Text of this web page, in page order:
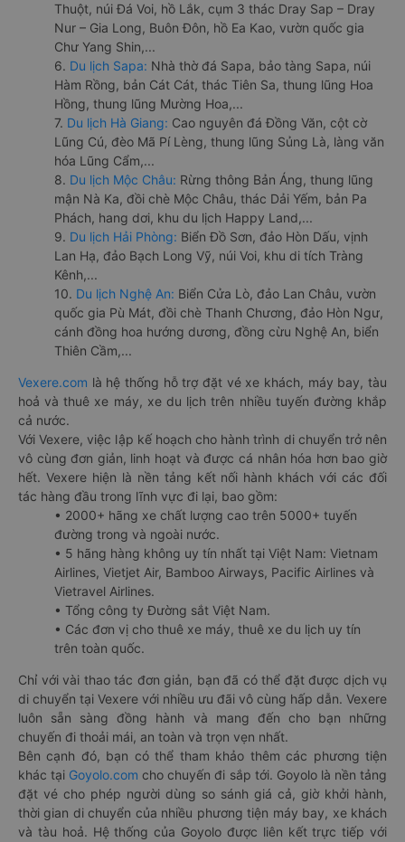
Thuột, núi Đá Voi, hồ Lắk, cụm 3 thác Dray Sap – Dray
Nur – Gia Long, Buôn Đôn, hồ Ea Kao, vườn quốc gia
Chư Yang Shin,...
6. Du lịch Sapa: Nhà thờ đá Sapa, bảo tàng Sapa, núi
Hàm Rồng, bản Cát Cát, thác Tiên Sa, thung lũng Hoa
Hồng, thung lũng Mường Hoa,...
7. Du lịch Hà Giang: Cao nguyên đá Đồng Văn, cột cờ
Lũng Cú, đèo Mã Pí Lèng, thung lũng Sủng Là, làng văn
hóa Lũng Cẩm,...
8. Du lịch Mộc Châu: Rừng thông Bản Áng, thung lũng
mận Nà Ka, đồi chè Mộc Châu, thác Dải Yếm, bản Pa
Phách, hang dơi, khu du lịch Happy Land,...
9. Du lịch Hải Phòng: Biển Đồ Sơn, đảo Hòn Dấu, vịnh
Lan Hạ, đảo Bạch Long Vỹ, núi Voi, khu di tích Tràng
Kênh,...
10. Du lịch Nghệ An: Biển Cửa Lò, đảo Lan Châu, vườn
quốc gia Pù Mát, đồi chè Thanh Chương, đảo Hòn Ngư,
cánh đồng hoa hướng dương, đồng cừu Nghệ An, biển
Thiên Cầm,...
Vexere.com là hệ thống hỗ trợ đặt vé xe khách, máy bay, tàu
hoả và thuê xe máy, xe du lịch trên nhiều tuyến đường khắp
cả nước.
Với Vexere, việc lập kế hoạch cho hành trình di chuyển trở nên
vô cùng đơn giản, linh hoạt và được cá nhân hóa hơn bao giờ
hết. Vexere hiện là nền tảng kết nối hành khách với các đối
tác hàng đầu trong lĩnh vực đi lại, bao gồm:
• 2000+ hãng xe chất lượng cao trên 5000+ tuyến
đường trong và ngoài nước.
• 5 hãng hàng không uy tín nhất tại Việt Nam: Vietnam
Airlines, Vietjet Air, Bamboo Airways, Pacific Airlines và
Vietravel Airlines.
• Tổng công ty Đường sắt Việt Nam.
• Các đơn vị cho thuê xe máy, thuê xe du lịch uy tín
trên toàn quốc.
Chỉ với vài thao tác đơn giản, bạn đã có thể đặt được dịch vụ
di chuyển tại Vexere với nhiều ưu đãi vô cùng hấp dẫn. Vexere
luôn sẵn sàng đồng hành và mang đến cho bạn những
chuyến đi thoải mái, an toàn và trọn vẹn nhất.
Bên cạnh đó, bạn có thể tham khảo thêm các phương tiện
khác tại Goyolo.com cho chuyến đi sắp tới. Goyolo là nền tảng
đặt vé cho phép người dùng so sánh giá cả, giờ khởi hành,
thời gian di chuyển của nhiều phương tiện máy bay, xe khách
và tàu hoả. Hệ thống của Goyolo được liên kết trực tiếp với